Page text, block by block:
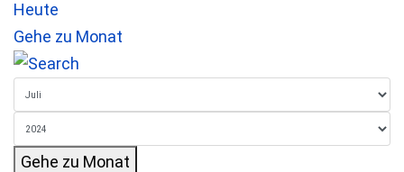
Heute
Gehe zu Monat
Gehe zu Monat